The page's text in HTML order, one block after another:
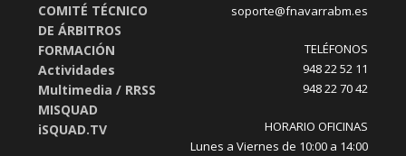
COMITÉ TÉCNICO
DE ÁRBITROS
FORMACIÓN
Actividades
Multimedia / RRSS
MISQUAD
iSQUAD.TV
soporte@fnavarrabm.es
TELÉFONOS
948 22 52 11
948 22 70 42
HORARIO OFICINAS
Lunes a Viernes de 10:00 a 14:00